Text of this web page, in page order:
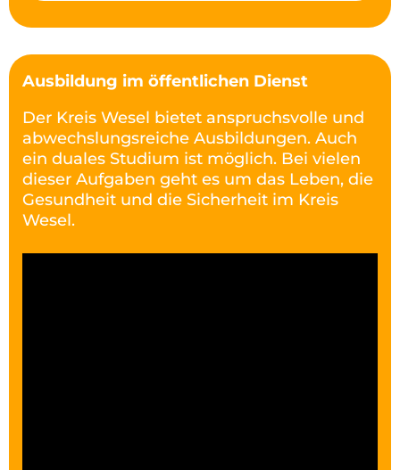
Ausbildung im öffentlichen Dienst
Der Kreis Wesel bietet anspruchsvolle und
abwechslungsreiche Ausbildungen. Auch
ein duales Studium ist möglich. Bei vielen
dieser Aufgaben geht es um das Leben, die
Gesundheit und die Sicherheit im Kreis
Wesel.